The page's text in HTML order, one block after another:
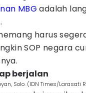
MBG adalah
harus
SOP negara
berjalan
Solo. (IDN Times/Larasati